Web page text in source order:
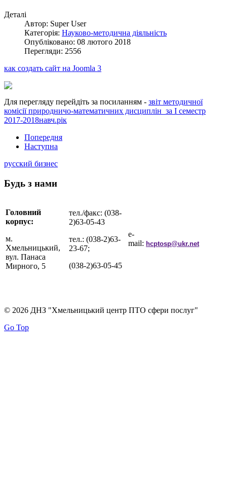
Деталі
Автор: Super User
Категорія: Науково-методична діяльність
Опубліковано: 08 лютого 2018
Перегляди: 2556
как создать сайт на Joomla 3
Для перегляду перейдіть за посиланням - звіт методичної
комісії природничо-математичних дисциплін за І семестр
2017-2018навч.рік
Попередня
Наступна
русский бизнес
Будь з нами
Головний
корпус:
м.
Хмельницький,
вул. Панаса
Мирного, 5
тел./факс: (038-
2)63-05-43
тел.: (038-2)63-
23-67;
(038-2)63-05-45
e-
mail: hcptosp@ukr.net
© 2026 ДНЗ "Хмельницький центр ПТО сфери послуг"
Go Top